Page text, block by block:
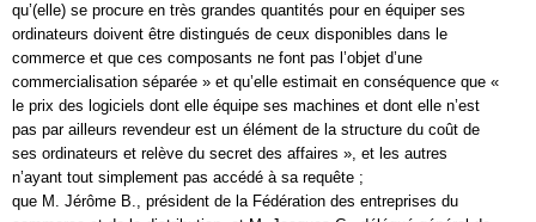
qu’(elle) se procure en très grandes quantités pour en équiper ses
ordinateurs doivent être distingués de ceux disponibles dans le
commerce et que ces composants ne font pas l’objet d’une
commercialisation séparée » et qu’elle estimait en conséquence que «
le prix des logiciels dont elle équipe ses machines et dont elle n’est
pas par ailleurs revendeur est un élément de la structure du coût de
ses ordinateurs et relève du secret des affaires », et les autres
n’ayant tout simplement pas accédé à sa requête ;
que M. Jérôme B., président de la Fédération des entreprises du